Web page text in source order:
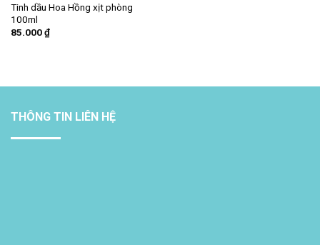
Tinh dầu Hoa Hồng xịt phòng
100ml
85.000₫
THÔNG TIN LIÊN HỆ